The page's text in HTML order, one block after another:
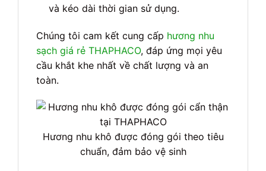
và kéo dài thời gian sử dụng.
Chúng tôi cam kết cung cấp hương nhu
sạch giá rẻ THAPHACO, đáp ứng mọi yêu
cầu khắt khe nhất về chất lượng và an
toàn.
Hương nhu khô được đóng gói theo tiêu
chuẩn, đảm bảo vệ sinh